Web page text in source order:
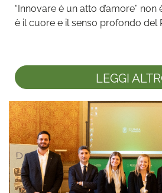
“Innovare è un atto d’amore”
è il cuore e il senso profondo del
LEGGI